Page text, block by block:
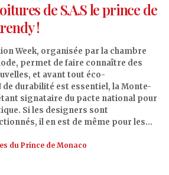
de S.A.S le prince de
!
Week, organisée par la chambre
permet de faire connaître des
et avant tout éco-
de durabilité est essentiel, la Monte-
signataire du pacte national pour
Si les designers sont
il en est de même pour les...
du Prince de Monaco